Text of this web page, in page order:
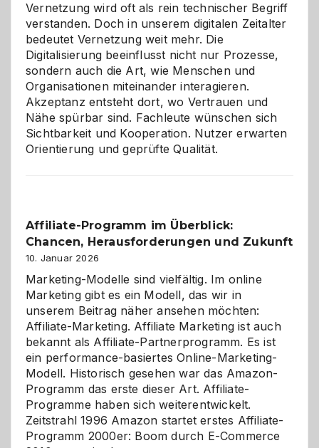
Vernetzung wird oft als rein technischer Begriff
verstanden. Doch in unserem digitalen Zeitalter
bedeutet Vernetzung weit mehr. Die
Digitalisierung beeinflusst nicht nur Prozesse,
sondern auch die Art, wie Menschen und
Organisationen miteinander interagieren.
Akzeptanz entsteht dort, wo Vertrauen und
Nähe spürbar sind. Fachleute wünschen sich
Sichtbarkeit und Kooperation. Nutzer erwarten
Orientierung und geprüfte Qualität.
Affiliate-Programm im Überblick:
Chancen, Herausforderungen und Zukunft
10. Januar 2026
Marketing-Modelle sind vielfältig. Im online
Marketing gibt es ein Modell, das wir in
unserem Beitrag näher ansehen möchten:
Affiliate-Marketing. Affiliate Marketing ist auch
bekannt als Affiliate-Partnerprogramm. Es ist
ein performance-basiertes Online-Marketing-
Modell. Historisch gesehen war das Amazon-
Programm das erste dieser Art. Affiliate-
Programme haben sich weiterentwickelt.
Zeitstrahl 1996 Amazon startet erstes Affiliate-
Programm 2000er: Boom durch E-Commerce